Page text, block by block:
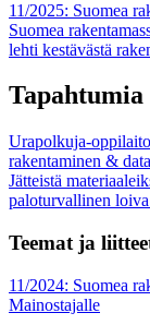
11/2025: Suomea
Suomea
lehti kestävästä
Tapahtumia
Urapolkuja-
rakentaminen & data
Jätteistä
paloturvallinen
Teemat ja
11/2024: Suomea
Mainostajalle